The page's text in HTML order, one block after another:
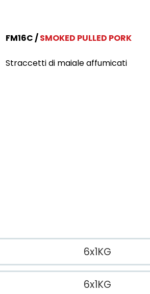
FM16C SMOKED PULLED PORK
Straccetti di maiale affumicati
6x1KG
6x1KG